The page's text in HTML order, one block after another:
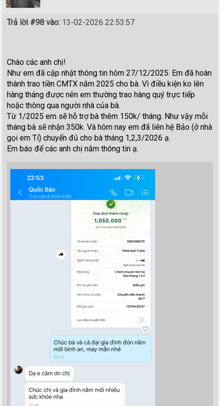
Trả lời #98 vào: 13-02-2026 22:53:57
Chào các anh chị!
Như em đã cập nhật thông tin hôm 27/12/2025. Em đã hoàn
thành trao tiền CMTX năm 2025 cho bà. Vì điều kiện ko lên
hàng tháng được nên em thường trao hàng quý trực tiếp
hoặc thông qua người nhà của bà.
Từ 1/2025 em sẽ hỗ trợ bà thêm 150k/ tháng. Như vậy mỗi
tháng bà sẽ nhận 350k. Và hôm nay em đã liên hệ Bảo (ở nhà
gọi em Tí) chuyển đủ cho bà tháng 1,2,3/2026 ạ.
Em báo để các anh chị nắm thông tin ạ.